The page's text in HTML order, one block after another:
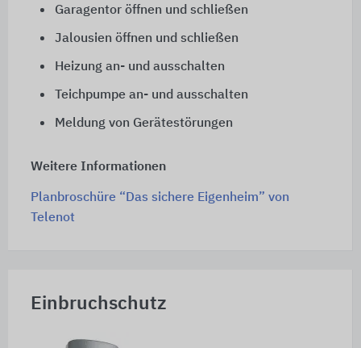
Garagentor öffnen und schließen
Jalousien öffnen und schließen
Heizung an- und ausschalten
Teichpumpe an- und ausschalten
Meldung von Gerätestörungen
Weitere Informationen
Planbroschüre “Das sichere Eigenheim” von
Telenot
Einbruchschutz